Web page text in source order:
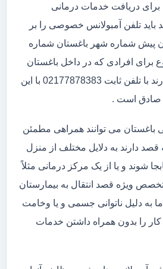
دریافت خدمات درمانی
باید تلفن آمبولانس خصوصی را بر
کردن پیش شماره شهر باغستان شماره
برای افرادی که در داخل باغستان
ساکن هستند و قصد دارند با تلفن ثابت 02177878383 با این
صادق است .
می توانند همراهی مطمئن
قصد دارند به دلایل مختلف از منزل
شوند و یا از یک مرکز درمانی مثلاً
ویژه قصد انتقال به بیمارستان
به دلیل ناتوانی جسمی و یا وخامت
کار را بدون همراه داشتن خدمات